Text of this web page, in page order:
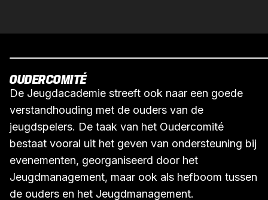
OUDERCOMITÉ
De Jeugdacademie streeft ook naar een goede
verstandhouding met de ouders van de
jeugdspelers. De taak van het Oudercomité
bestaat vooral uit het geven van ondersteuning bij
evenementen, georganiseerd door het
Jeugdmanagement, maar ook als hefboom tussen
de ouders en het Jeugdmanagement.